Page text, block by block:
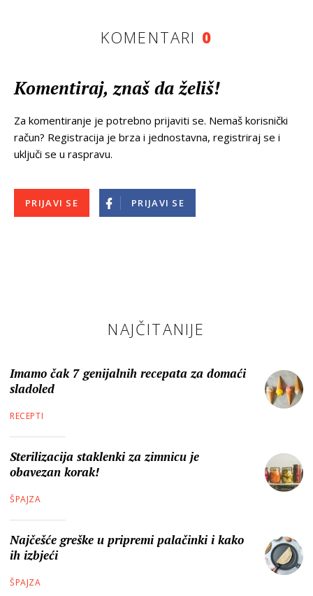
KOMENTARI 0
Komentiraj, znaš da želiš!
Za komentiranje je potrebno prijaviti se. Nemaš korisnički
račun? Registracija je brza i jednostavna, registriraj se i
uključi se u raspravu.
PRIJAVI SE PRIJAVI SE
NAJČITANIJE
Imamo čak 7 genijalnih recepata za domaći
sladoled
RECEPTI
Sterilizacija staklenki za zimnicu je
obavezan korak!
ŠPAJZA
Najčešće greške u pripremi palačinki i kako
ih izbjeći
ŠPAJZA